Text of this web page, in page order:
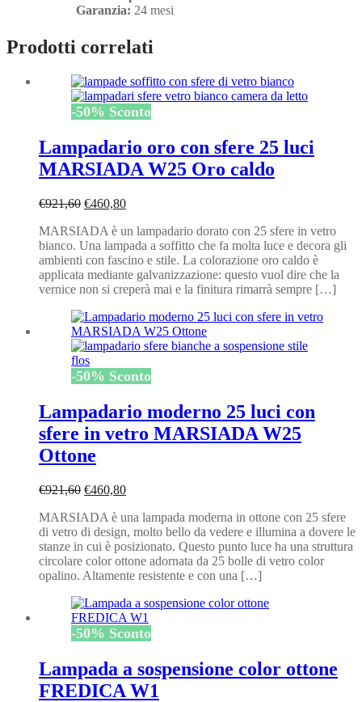
Garanzia: 24 mesi
Prodotti correlati
-50% Sconto
Lampadario oro con sfere 25 luci
MARSIADA W25 Oro caldo
€921,60 Il
originale
era:
€921,60.
€460,80Il
attuale
è:
€460,80.
MARSIADA è un lampadario dorato con 25 sfere in vetro
bianco. Una lampada a soffitto che fa molta luce e decora gli
ambienti con fascino e stile. La colorazione oro caldo è
applicata mediante galvanizzazione: questo vuol dire che la
vernice non si creperà mai e la finitura rimarrà sempre […]
-50% Sconto
Lampadario moderno 25 luci con
sfere in vetro MARSIADA W25
Ottone
€921,60 Il
originale
era:
€921,60.
€460,80Il
attuale
è:
€460,80.
MARSIADA è una lampada moderna in ottone con 25 sfere
di vetro di design, molto bello da vedere e illumina a dovere le
stanze in cui è posizionato. Questo punto luce ha una struttura
circolare color ottone adornata da 25 bolle di vetro color
opalino. Altamente resistente e con una […]
-50% Sconto
Lampada a sospensione color ottone
FREDICA W1